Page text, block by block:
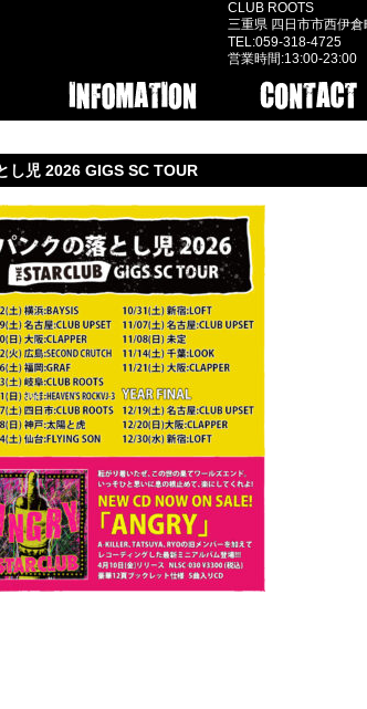
CLUB ROOTS
三重県 四日市市西伊
TEL:059-318-4725
営業時間:13:00-23:00
し児 2026 GIGS SC TOUR